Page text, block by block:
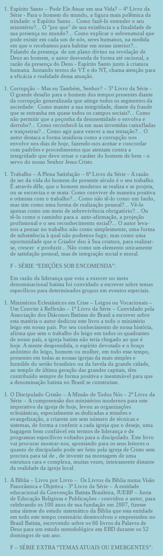
Espírito Santo – Pode Ele Atuar em sua Vida? – 4º Livro da
Série - Para o homem do mundo, a figura mais polêmica da
trindade: o Espírito Santo... Como fazê-lo entender o seu
ministério?... O "por que" de sua existência e a finalidade de
sua presença no mundo?... Como explicar o sobrenatural que
pode existir em cada um de nós, seres humanos, na medida
em que o recebamos para habitar em nosso interior?...
Falando da presença de um plano divino na revelação de
Deus ao homem, o autor desvenda de forma até racional, a
razão da presença do Deus - Espírito Santo junto à criatura
humana. Juntando textos do VT e do NT, chama atenção para
a eficácia e realidade dessa atuação.
Corrupção – Mas eu Também, Senhor? – 5º Livro da Série -
O grande desafio para o homem dos tempos presentes diante
da corrupção generalizada que atinge todos os segmentos da
sociedade: Como manter a sua integridade, diante da fraude
que se entranha em quase todos os campos sociais?... Como
não permitir que a peçonha da desonestidade o envolva e
derrube?... Como reconhecê-la em suas investidas camufladas
e traiçoeiras?... Como agir para vencer a sua tentação?... O
autor destaca a forma insidiosa como a corrupção nos
envolve nos dias de hoje, fazendo-nos aceitar e concordar
com padrões e procedimentos que atentam contra a
integridade que deve ornar o caráter do homem de bem - o
servo do nosso Senhor Jesus Cristo.
Trabalho – A Plena Satisfação – 6º Livro da Série - A razão
de ser da vida do homem do presente século é o seu trabalho.
É através dêle, que o homem moderno se realiza e se projeta,
ou se escraviza e se mata: Como conviver de maneira positiva
e otimista com o trabalho?... Como não tê-lo como um fardo,
mas sim como uma forma de realização pessoal?... Vê-lo
apenas como um meio de sobrevivência obrigatório?... Ou
tê-lo como o caminho para a auto-afirmação, a projeção
profissional e o seu reconhecimento social?... O autor leva-
nos a pensar no trabalho não como simplesmente, uma forma
de subsistência à qual não podemos fugir, mas como uma
oportunidade que o Criador deu à Sua criatura, para realizar-
se, crescer e produzir... Não como um elemento unicamente
de satisfação pessoal, mas de integração social e moral.
F - SÉRIE “EDIÇÕES SOB ENCOMENDA”:
Em razão da liderança que veio a exercer no meio
denominacional batista foi convidado a escrever sobre temas
específicos para determinados grupos em eventos especiais.
Ministérios Eclesiásticos em Crise – Leigos ou Vocacionais –
Um Convite à Reflexão – 1º Livro da Série – Convidado pela
Associação dos Diáconos Batistas do Brasil a escrever sobre
esta matéria o autor dedicou este livro a todo o ministério
leigo em nosso país. Por seu conhecimento de nossa história,
afirma que sem o trabalho do leigo em todos os quadrantes
de nosso país, a igreja batista não teria chegado ao que é
hoje. A mente desprendida, o espírito devotado e o braço
anônimo do leigo, homem ou mulher, em todo esse tempo,
presentes em todas as nossas igrejas da mais simples e
humilde do sertão brasileiro ou da favela da grande cidade,
ao templo de última geração das grandes capitais, têm
contribuído sempre de forma positiva e inestimável para que
a denominação batista no Brasil se construisse.
O Discipulado Cristão – A Missão de Todos Nós – 2º Livro da
Série – A compreensão dos ministérios modernos para este
imperativo da igreja de hoje, levou as organizações
eclesiásticas, especialmente as dedicadas a missões e
evangelização, a criarem um sem número de técnicas e
sistemas, de forma a conferir a cada igreja que o deseje, uma
bagagem bem confiável em termos de liderança e de
programas específicos voltados para o discipulado. Este livro
vai procurar mostrar-nos, apontando para os seus leitores o
quanto de discipulado pode ser feito pela igreja de Cristo sem
precisra para tal de , de investir na montagem de uma
estrutura cara e complexa, muitas vezes, inteiramente distante
da realidade da igreja local.
A Bíblia – Livro por Livro – Os Livros da Bíblia numa Visão
Panorâmica e Objetiva - 3º Livro da Série – A entidade
educacional da Convenção Batista Brasileira, JUERP – Junta
de Educação Religiosa e Publicações - convidou o autor, para
celebrando os 100 anos de sua fundação em 2007, fizesse
uma síntese do estudo sistemático da Bíblia que esta entidade
em todo este tempo centenário desenvolveu e empreendeu no
Brasil Batista, escrevendo sobre os 66 livros da Palavra de
Deus para um estudo metodológico em EBD durante os 52
domingos de um ano.
F – SÉRIE EXTRA “TEMAS ATUAIS OU EMERGENTES”: